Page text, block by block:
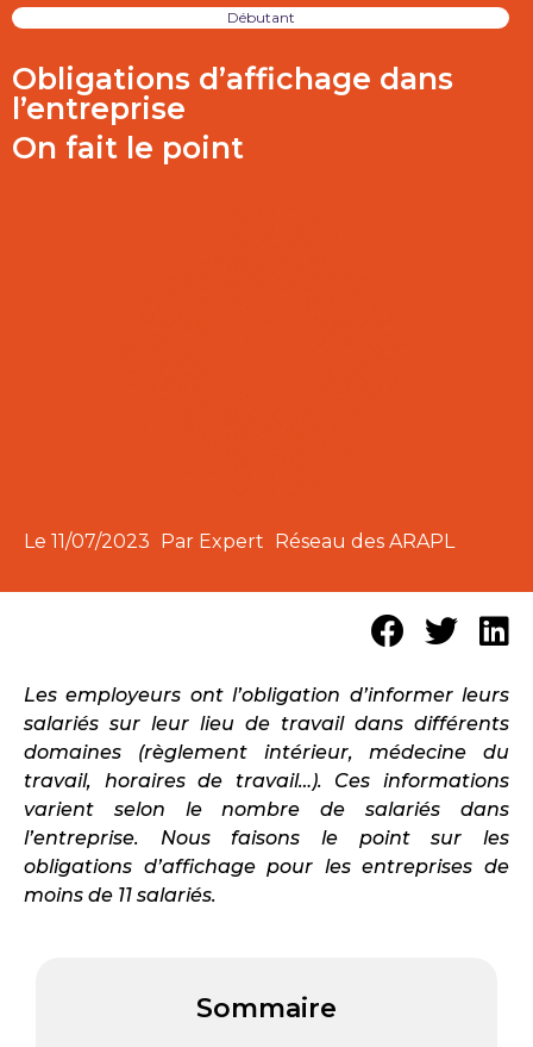
Débutant
Obligations d’affichage dans
l’entreprise
On fait le point
Le 11/07/2023 Par Expert Réseau des ARAPL
Les employeurs ont l’obligation d’informer leurs
salariés sur leur lieu de travail dans différents
domaines (règlement intérieur, médecine du
travail, horaires de travail…). Ces informations
varient selon le nombre de salariés dans
l’entreprise. Nous faisons le point sur les
obligations d’affichage pour les entreprises de
moins de 11 salariés.
Sommaire